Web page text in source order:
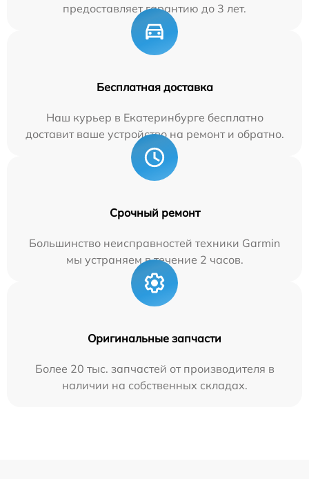
предоставляет гарантию до 3 лет.
Бесплатная доставка
Наш курьер в Екатеринбурге бесплатно
доставит ваше устройство на ремонт и обратно.
Срочный ремонт
Большинство неисправностей техники Garmin
мы устраняем в течение 2 часов.
Оригинальные запчасти
Более 20 тыс. запчастей от производителя в
наличии на собственных складах.